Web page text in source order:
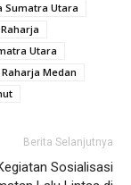
Sumatra Utara
Utara
Raharja Medan
Berita Selanjutnya
Sosialisasi